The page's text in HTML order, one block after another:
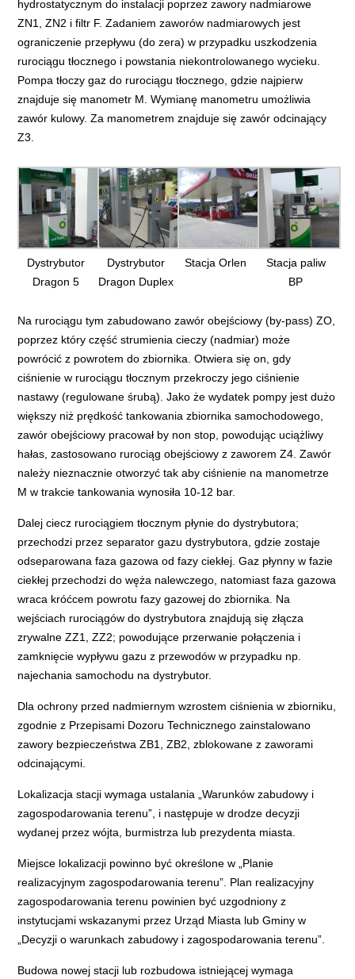
hydrostatycznym do instalacji poprzez zawory nadmiarowe
ZN1, ZN2 i filtr F. Zadaniem zaworów nadmiarowych jest
ograniczenie przepływu (do zera) w przypadku uszkodzenia
rurociągu tłocznego i powstania niekontrolowanego wycieku.
Pompa tłoczy gaz do rurociągu tłocznego, gdzie najpierw
znajduje się manometr M. Wymianę manometru umożliwia
zawór kulowy. Za manometrem znajduje się zawór odcinający
Z3.
Dystrybutor
Dragon 5
Dystrybutor
Dragon Duplex
Stacja Orlen
Stacja paliw
BP
Na rurociągu tym zabudowano zawór obejściowy (by-pass) ZO,
poprzez który część strumienia cieczy (nadmiar) może
powrócić z powrotem do zbiornika. Otwiera się on, gdy
ciśnienie w rurociągu tłocznym przekroczy jego ciśnienie
nastawy (regulowane śrubą). Jako że wydatek pompy jest dużo
większy niż prędkość tankowania zbiornika samochodowego,
zawór obejściowy pracował by non stop, powodując uciążliwy
hałas, zastosowano rurociąg obejściowy z zaworem Z4. Zawór
należy nieznacznie otworzyć tak aby ciśnienie na manometrze
M w trakcie tankowania wynosiła 10-12 bar.
Dalej ciecz rurociągiem tłocznym płynie do dystrybutora;
przechodzi przez separator gazu dystrybutora, gdzie zostaje
odseparowana faza gazowa od fazy ciekłej. Gaz płynny w fazie
ciekłej przechodzi do węża nalewczego, natomiast faza gazowa
wraca króćcem powrotu fazy gazowej do zbiornika. Na
wejściach rurociągów do dystrybutora znajdują się złącza
zrywalne ZZ1, ZZ2; powodujące przerwanie połączenia i
zamknięcie wypływu gazu z przewodów w przypadku np.
najechania samochodu na dystrybutor.
Dla ochrony przed nadmiernym wzrostem ciśnienia w zbiorniku,
zgodnie z Przepisami Dozoru Technicznego zainstalowano
zawory bezpieczeństwa ZB1, ZB2, zblokowane z zaworami
odcinającymi.
Lokalizacja stacji wymaga ustalania „Warunków zabudowy i
zagospodarowania terenu”, i następuje w drodze decyzji
wydanej przez wójta, burmistrza lub prezydenta miasta.
Miejsce lokalizacji powinno być określone w „Planie
realizacyjnym zagospodarowania terenu”. Plan realizacyjny
zagospodarowania terenu powinien być uzgodniony z
instytucjami wskazanymi przez Urząd Miasta lub Gminy w
„Decyzji o warunkach zabudowy i zagospodarowania terenu”.
Budowa nowej stacji lub rozbudowa istniejącej wymaga